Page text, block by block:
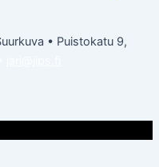
• Puistokatu 9,